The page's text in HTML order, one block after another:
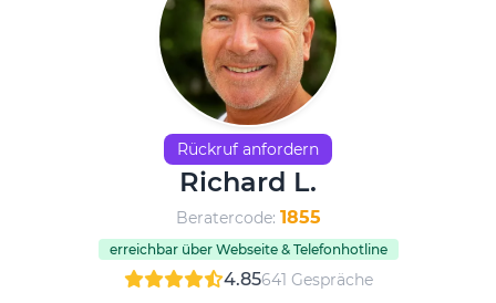
Rückruf anfordern
Richard L.
Beratercode: 1855
erreichbar über Webseite & Telefonhotline
4.85641 Gespräche